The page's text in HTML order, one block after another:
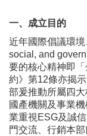
一、成立目的
近年國際倡議環
social, and
要的核心精神即
約》第12條亦揭
部爰推動所屬四大
國產機關及事業
業重視 ESG及誠
門交流、行銷本